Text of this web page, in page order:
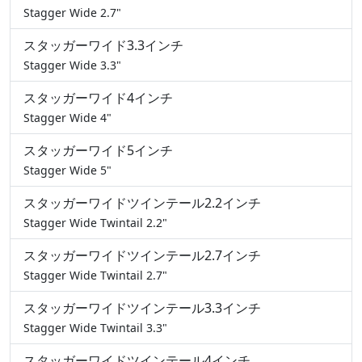
Stagger Wide 2.7"
スタッガーワイド3.3インチ
Stagger Wide 3.3"
スタッガーワイド4インチ
Stagger Wide 4"
スタッガーワイド5インチ
Stagger Wide 5"
スタッガーワイドツインテール2.2インチ
Stagger Wide Twintail 2.2"
スタッガーワイドツインテール2.7インチ
Stagger Wide Twintail 2.7"
スタッガーワイドツインテール3.3インチ
Stagger Wide Twintail 3.3"